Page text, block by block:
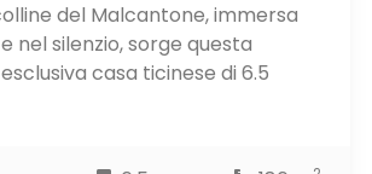
del Malcantone, immersa
nel silenzio, sorge questa
casa ticinese di 6.5